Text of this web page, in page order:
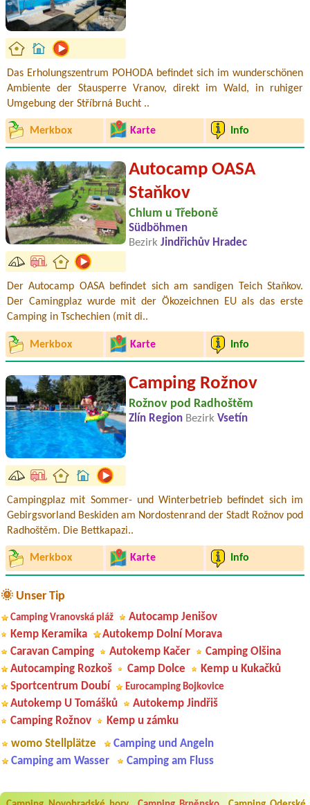
Das Erholungszentrum POHODA befindet sich im wunderschönen
Ambiente der Stausperre Vranov, direkt im Wald, in ruhiger
Umgebung der Stříbrná Bucht ..
Merkbox Karte Info
Autocamp OASA
Staňkov
Chlum u Třeboně
Südböhmen
Bezirk Jindřichův Hradec
Der Autocamp OASA befindet sich am sandigen Teich Staňkov.
Der Camingplaz wurde mit der Ökozeichnen EU als das erste
Camping in Tschechien (mit di..
Merkbox Karte Info
Camping Rožnov
Rožnov pod Radhoštěm
Zlín Region Bezirk Vsetín
Campingplaz mit Sommer- und Winterbetrieb befindet sich im
Gebirgsvorland Beskiden am Nordostenrand der Stadt Rožnov pod
Radhoštěm. Die Bettkapazi..
Merkbox Karte Info
🌞 Unser Tip
Camping Vranovská pláž
Autocamp Jenišov
Kemp Keramika
Autokemp Dolní Morava
Caravan Camping
Autokemp Kačer
Camping Olšina
Autocamping Rozkoš
Camp Dolce
Kemp u Kukačků
Sportcentrum Doubí
Eurocamping Bojkovice
Autokemp U Tomášků
Autokemp Jindřiš
Camping Rožnov
Kemp u zámku
womo Stellplätze
Camping und Angeln
Camping am Wasser
Camping am Fluss
Byli jsme zde v týdnu od 25.7. do 1.8. 2026. Kemp jako takový je pěkný.